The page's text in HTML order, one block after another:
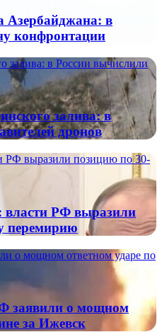
Азербайджана: в
конфронтации
залива: в России вычислили
залива: в
дронов
РФ выразили позицию по 30-
власти РФ выразили
перемирию
о мощном ответном ударе по
заявили о мощном
за Ижевск